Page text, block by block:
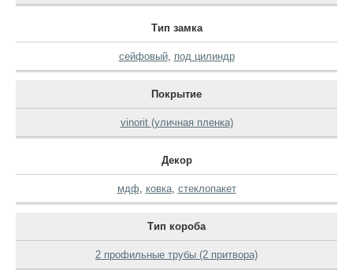
Тип замка
сейфовый, под цилиндр
Покрытие
vinorit (уличная пленка)
Декор
мдф, ковка, стеклопакет
Тип короба
2 профильные трубы (2 притвора)